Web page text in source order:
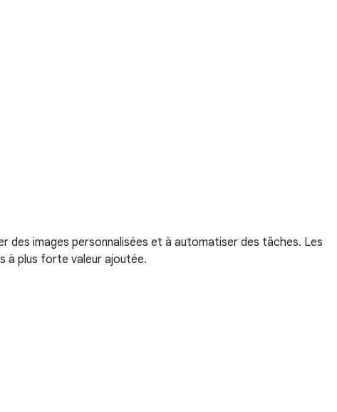
des images personnalisées et à automatiser des tâches. Les
à plus forte valeur ajoutée.